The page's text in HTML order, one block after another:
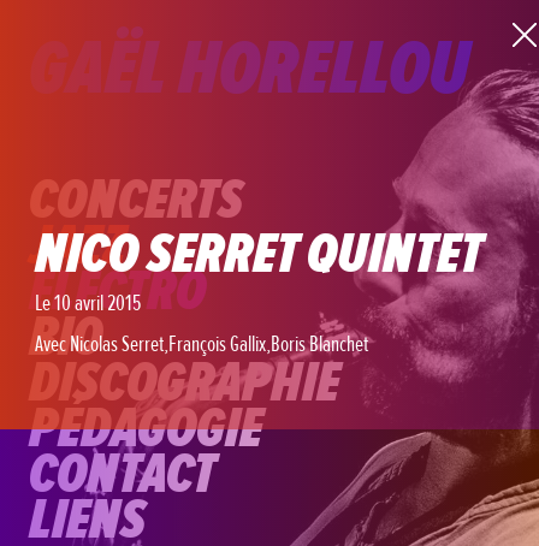
GAËL HORELLOU
NICO SERRET QUINTET
Le 10 avril 2015
Avec Nicolas Serret,François Gallix,Boris Blanchet
CONCERTS
JAZZ
ELECTRO
BIO
DISCOGRAPHIE
PÉDAGOGIE
CONTACT
LIENS